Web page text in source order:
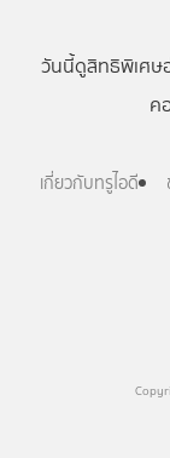
วันนี้ดูสิทธิพิเศษ
ค
เกี่ยวกับทรูไอดี